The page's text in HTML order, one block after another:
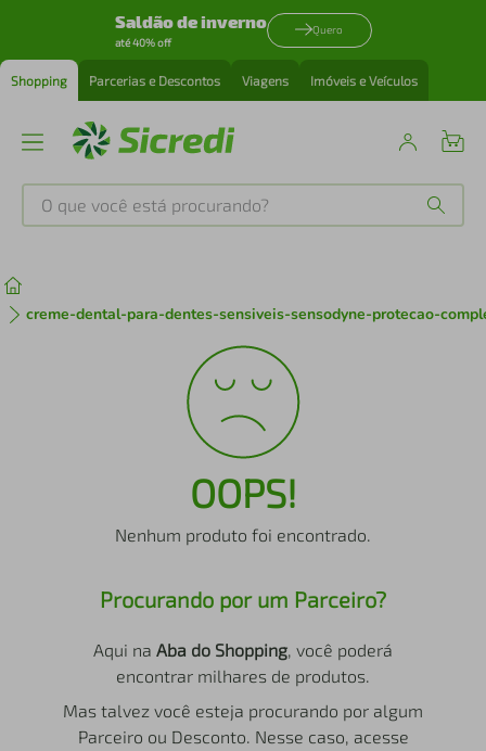
Saldão de inverno
até 40% off
Quero
Shopping Parcerias e Descontos Viagens Imóveis e Veículos
O que você está procurando?
creme-dental-para-dentes-sensiveis-sensodyne-protecao-
OOPS!
Nenhum produto foi encontrado.
Procurando por um Parceiro?
Aqui na Aba do Shopping, você poderá
encontrar milhares de produtos.
Mas talvez você esteja procurando por algum
Parceiro ou Desconto. Nesse caso, acesse
tenis
iphone